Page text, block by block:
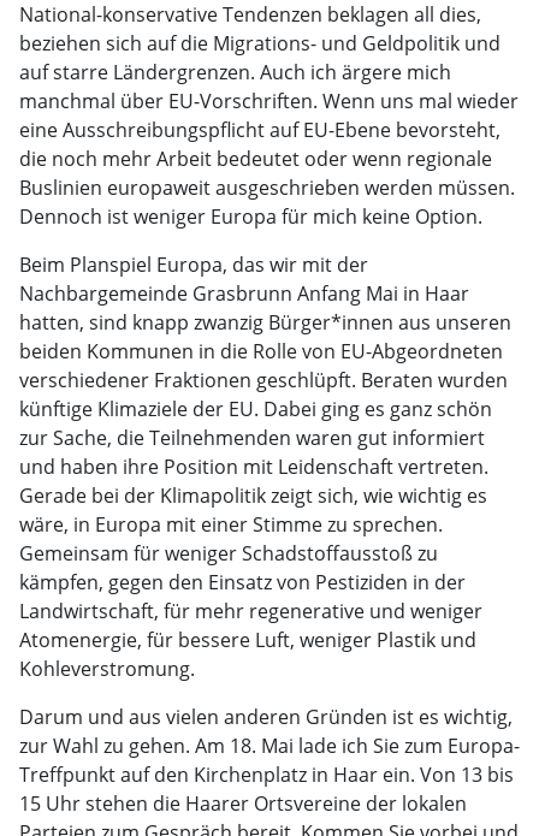
National-konservative Tendenzen beklagen all dies,
beziehen sich auf die Migrations- und Geldpolitik und
auf starre Ländergrenzen. Auch ich ärgere mich
manchmal über EU-Vorschriften. Wenn uns mal wieder
eine Ausschreibungspflicht auf EU-Ebene bevorsteht,
die noch mehr Arbeit bedeutet oder wenn regionale
Buslinien europaweit ausgeschrieben werden müssen.
Dennoch ist weniger Europa für mich keine Option.
Beim Planspiel Europa, das wir mit der
Nachbargemeinde Grasbrunn Anfang Mai in Haar
hatten, sind knapp zwanzig Bürger*innen aus unseren
beiden Kommunen in die Rolle von EU-Abgeordneten
verschiedener Fraktionen geschlüpft. Beraten wurden
künftige Klimaziele der EU. Dabei ging es ganz schön
zur Sache, die Teilnehmenden waren gut informiert
und haben ihre Position mit Leidenschaft vertreten.
Gerade bei der Klimapolitik zeigt sich, wie wichtig es
wäre, in Europa mit einer Stimme zu sprechen.
Gemeinsam für weniger Schadstoffausstoß zu
kämpfen, gegen den Einsatz von Pestiziden in der
Landwirtschaft, für mehr regenerative und weniger
Atomenergie, für bessere Luft, weniger Plastik und
Kohleverstromung.
Darum und aus vielen anderen Gründen ist es wichtig,
zur Wahl zu gehen. Am 18. Mai lade ich Sie zum Europa-
Treffpunkt auf den Kirchenplatz in Haar ein. Von 13 bis
15 Uhr stehen die Haarer Ortsvereine der lokalen